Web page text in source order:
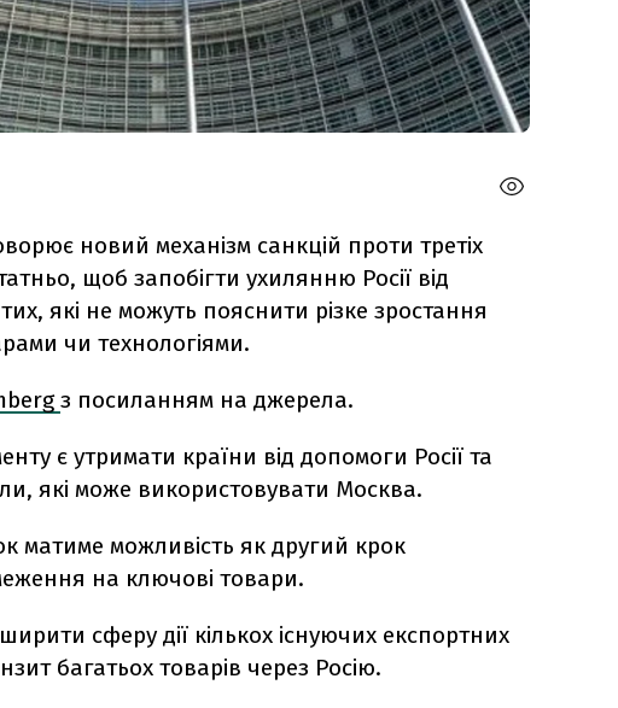
новий механізм санкцій проти третіх
щоб запобігти ухилянню Росії від
які не можуть пояснити різке зростання
чи технологіями.
з посиланням на джерела.
є утримати країни від допомоги Росії та
які може використовувати Москва.
матиме можливість як другий крок
на ключові товари.
сферу дії кількох існуючих експортних
багатьох товарів через Росію.